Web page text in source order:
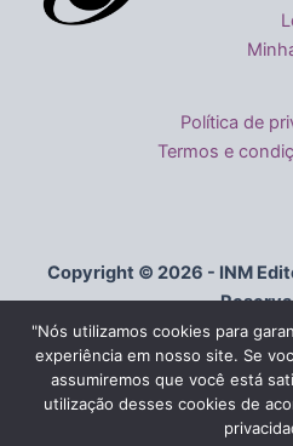
Política de
Termos e
Copyright © 2026 - INM
Av. Paulista, 326 - Conjunto 103
01310-
"Nós utilizamos cookies para
experiência em nosso site. Se
assumiremos que você está
utilização desses cookies de